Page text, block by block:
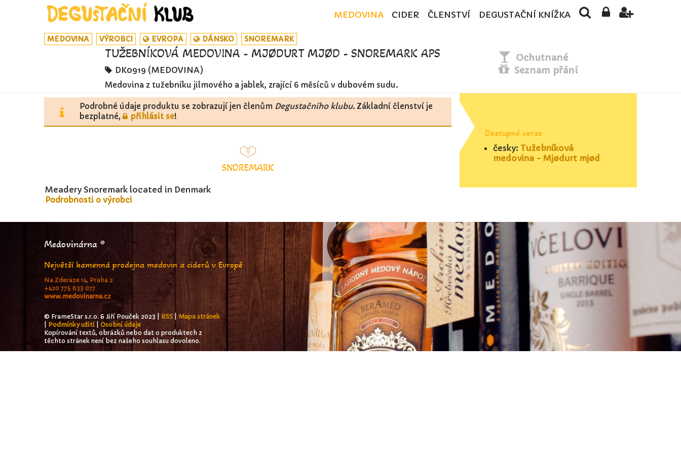
MEDOVINA CIDER ČLENSTVÍ DEGUSTAČNÍ KNÍŽKA
MEDOVINA VÝROBCI EVROPA DÁNSKO SNOREMARK
TUŽEBNÍKOVÁ MEDOVINA - MJØDURT MJØD - SNOREMARK APS
DK0919 (MEDOVINA)
Medovina z tužebníku jilmového a jablek, zrající 6 měsíců v dubovém sudu.
Ochutnané
Seznam přání
Podrobné údaje produktu se zobrazují jen členům Degustačního klubu. Základní členství je
bezplatné,
přihlásit se!
SNOREMARK
Meadery Snoremark located in Denmark
Podrobnosti o výrobci
Dostupné verze
česky: Tužebníková
medovina - Mjødurt mjød
Medovinárna ®
Největší kamenná prodejna medovin a ciderů v Evropě
Na Zderaze 14, Praha 2
+420 775 633 077
www.medovinarna.cz
© FrameStar s.r.o. & Jiří Pouček 2023 | RSS
Mapa stránek
Podmínky užití| Osobní údaje
Kopírování textů, obrázků nebo dat o produktech z
těchto stránek není bez našeho souhlasu dovoleno.